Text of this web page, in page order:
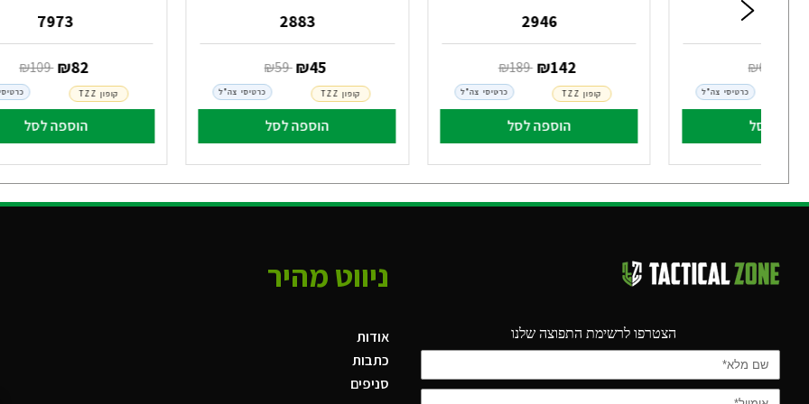
68
לסל
כרטיסי צה"ל
2946
‏ ₪
189 ‏ ₪
142
הוספה לסל
כרטיסי צה"ל קופון TZZ
2883
‏ ₪
59 45
הוספה לסל
כרטיסי צה"ל קופון TZZ
7973
‏ ₪
109 82
הוספה לסל
קופון TZZ
הצטרפו לרשימת התפוצה שלנו
ניווט מהיר
אודות
כתבות
סניפים